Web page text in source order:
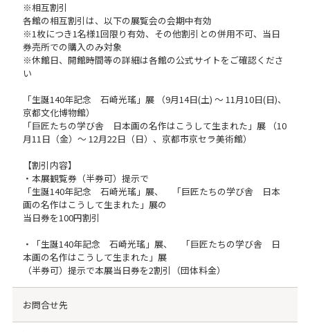
※相互割引
各館の相互割引は、以下の展覧会の会期中有効
※1枚につき1名様1回限り有効、その他割引との併用不可、当日
券売所での購入のみ対象
※休館日、開館時間等の詳細は各館の公式サイトをご確認くださ
い
「生誕140年記念 石崎光瑤」展 （9月14日(土) 〜 11月10日(日)、
京都文化博物館）
「巨匠たちの学び舎 日本画の名作はこうして生まれた」展 （10
月11日（金）〜 12月22日（日）、京都市京セラ美術館）
【割引内容】
・本展観覧券（半券可）提示で
「生誕140年記念 石崎光瑤」展、 「巨匠たちの学び舎 日本
画の名作はこうして生まれた」展の
当日券を100円割引
・「生誕140年記念 石崎光瑤」展、 「巨匠たちの学び舎 日
本画の名作はこうして生まれた」展
（半券可）提示で本展当日券を2割引（団体料金）
お問合せ先